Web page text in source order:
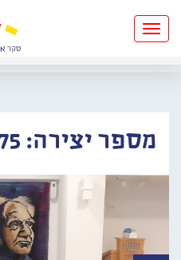
Toggle
navigation
מספר יצירה: #3575